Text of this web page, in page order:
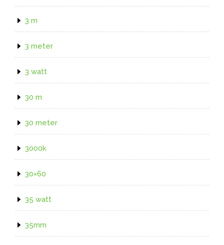
3 m
3 meter
3 watt
30 m
30 meter
3000k
30×60
35 watt
35mm